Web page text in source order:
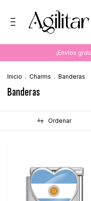
¡Envíos
Inicio . Charms . Banderas
Banderas
Ordenar